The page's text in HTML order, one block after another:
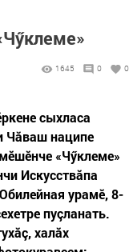
1645 0 0
сыхласа
Чăваш наципе
«Чӳклеме»
Искусствăпа
урамӗ, 8-
пуçланать.
халăх